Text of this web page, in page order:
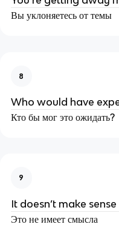
Вы уклоняетесь от темы
8
Who would have
Кто бы мог это ожидать?
9
It doesn’t make sense
Это не имеет смысла